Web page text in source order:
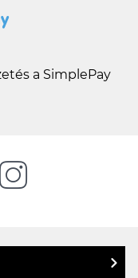
a SimplePay